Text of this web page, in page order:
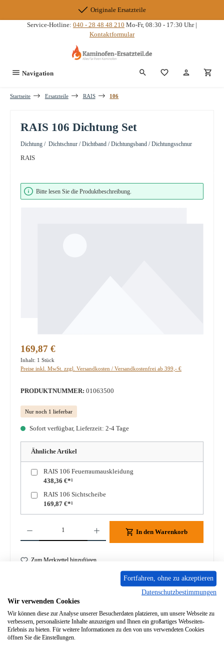
Originale Ersatzteile
Service-Hotline: 040 - 28 48 48 210 Mo-Fr, 08:30 - 17:30 Uhr |
Kontaktformular
Navigation Du hast 0
Startseite Ersatzteile RAIS 106
RAIS 106 Dichtung Set
Dichtung / Dichtschnur / Dichtband / Dichtungsband / Dichtungsschnur
RAIS
Bildergalerie überspringen
Bitte lesen Sie die Produktbeschreibung.
Regulärer Preis:
169,87 €
Inhalt: 1 Stück
Preise inkl. MwSt. zzgl. Versandkosten / Versandkostenfrei ab 399,- €
PRODUKTNUMMER: 01063500
Nur noch 1 lieferbar
Sofort verfügbar, Lieferzeit: 2-4 Tage
Ähnliche Artikel
RAIS 106 Feuerraumauskleidung
438,36 €*¹
RAIS 106 Sichtscheibe
169,87 €*¹
In den Warenkorb
Zum Merkzettel hinzufügen
Frage zum Produkt
Beschreibung
Fortfahren, ohne zu akzeptieren
Datenschutzbestimmungen
Wir verwenden Cookies
Wir können diese zur Analyse unserer Besucherdaten platzieren, um unsere Webseite zu
verbessern, personalisierte Inhalte anzuzeigen und Ihnen ein großartiges Webseiten-
Erlebnis zu bieten. Für weitere Informationen zu den von uns verwendeten Cookies
öffnen Sie die Einstellungen.